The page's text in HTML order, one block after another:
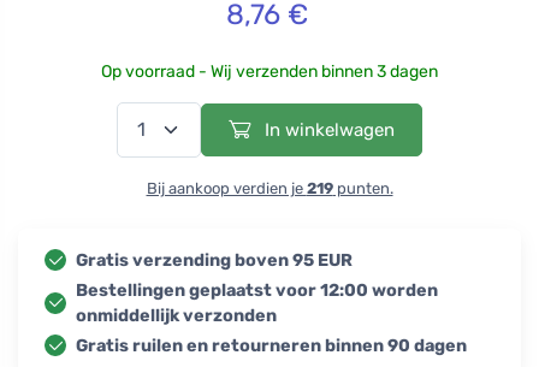
8,76 €
Op voorraad - Wij verzenden binnen 3 dagen
In winkelwagen
Bij aankoop verdien je 219punten.
Gratis verzending boven 95 EUR
Bestellingen geplaatst voor 12:00 worden
onmiddellijk verzonden
Gratis ruilen en retourneren binnen 90 dagen